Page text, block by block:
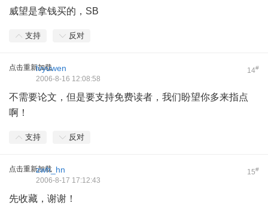
威望是拿钱买的，SB
支持 反对
点击重新加载 14#
lvyuwen
2006-8-16 12:08:58
不需要论文，但是要支持免费读者，我们盼望你多来指点
啊！
支持 反对
点击重新加载 15#
zwh_hn
2006-8-17 17:12:43
先收藏，谢谢！